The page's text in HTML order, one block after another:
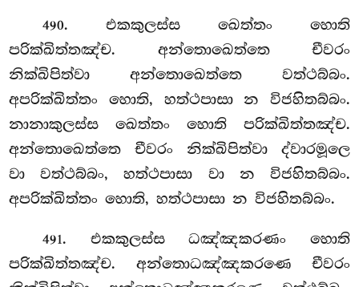
490. එකකුලස්ස ඛෙත්තං හොති
පරික්ඛිත්තඤ්ච. අන්තොඛෙත්තෙ චීවරං
නික්ඛිපිත්වා අන්තොඛෙත්තෙ වත්ථබ්බං.
අපරික්ඛිත්තං හොති, හත්ථපාසා න විජහිතබ්බං.
නානාකුලස්ස ඛෙත්තං හොති පරික්ඛිත්තඤ්ච.
අන්තොඛෙත්තෙ චීවරං නික්ඛිපිත්වා ද්වාරමූලෙ
වා වත්ථබ්බං, හත්ථපාසා වා න විජහිතබ්බං.
අපරික්ඛිත්තං හොති, හත්ථපාසා න විජහිතබ්බං.
491. එකකුලස්ස ධඤ්ඤකරණං හොති
පරික්ඛිත්තඤ්ච. අන්තොධඤ්ඤකරණෙ චීවරං